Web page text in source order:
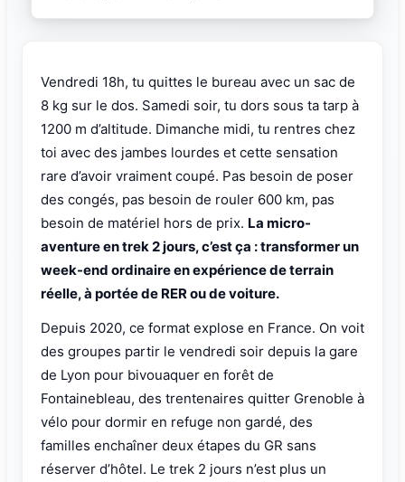
Vendredi 18h, tu quittes le bureau avec un sac de
8 kg sur le dos. Samedi soir, tu dors sous ta tarp à
1200 m d’altitude. Dimanche midi, tu rentres chez
toi avec des jambes lourdes et cette sensation
rare d’avoir vraiment coupé. Pas besoin de poser
des congés, pas besoin de rouler 600 km, pas
besoin de matériel hors de prix. La micro-
aventure en trek 2 jours, c’est ça : transformer un
week-end ordinaire en expérience de terrain
réelle, à portée de RER ou de voiture.
Depuis 2020, ce format explose en France. On voit
des groupes partir le vendredi soir depuis la gare
de Lyon pour bivouaquer en forêt de
Fontainebleau, des trentenaires quitter Grenoble à
vélo pour dormir en refuge non gardé, des
familles enchaîner deux étapes du GR sans
réserver d’hôtel. Le trek 2 jours n’est plus un